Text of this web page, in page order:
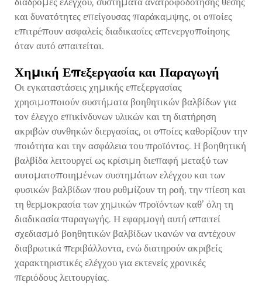
και δυνατότητες επείγουσας παράκαμψης, οι οποίες
επιτρέπουν ασφαλείς διαδικασίες απενεργοποίησης
όταν αυτό απαιτείται.
Χημική Επεξεργασία και Παραγωγή
Οι εγκαταστάσεις χημικής επεξεργασίας
χρησιμοποιούν συστήματα βοηθητικών βαλβίδων για
τον έλεγχο επικίνδυνων υλικών και τη διατήρηση
ακριβών συνθηκών διεργασίας, οι οποίες καθορίζουν την
ποιότητα και την ασφάλεια του προϊόντος. Η βοηθητική
βαλβίδα λειτουργεί ως κρίσιμη διεπαφή μεταξύ των
αυτοματοποιημένων συστημάτων ελέγχου και των
φυσικών βαλβίδων που ρυθμίζουν τη ροή, την πίεση και
τη θερμοκρασία των χημικών προϊόντων καθ’ όλη τη
διαδικασία παραγωγής. Η εφαρμογή αυτή απαιτεί
σχεδιασμό βοηθητικών βαλβίδων ικανών να αντέχουν
διαβρωτικά περιβάλλοντα, ενώ διατηρούν ακριβείς
χαρακτηριστικές ελέγχου για εκτενείς χρονικές
περιόδους λειτουργίας.